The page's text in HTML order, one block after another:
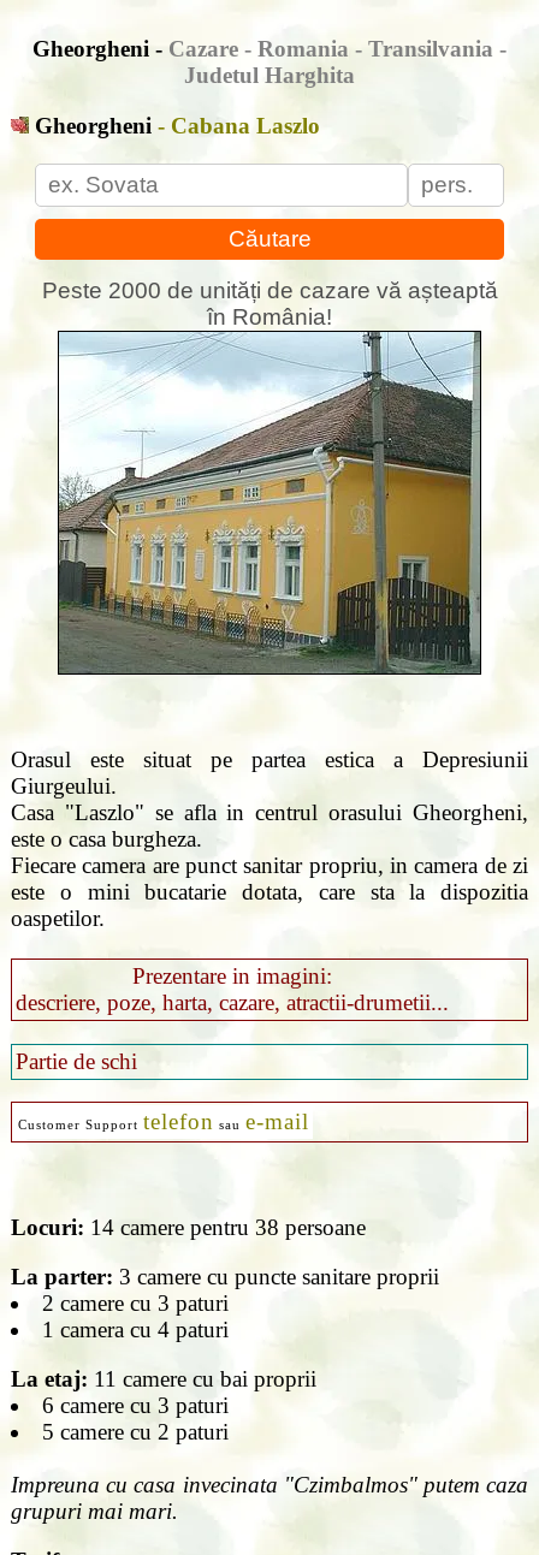
Gheorgheni - Cazare - Romania - Transilvania -
Judetul Harghita
Gheorgheni - Cabana Laszlo
Căutare
Peste 2000 de unități de cazare vă așteaptă
în România!
Orasul este situat pe partea estica a Depresiunii
Giurgeului.
Casa "Laszlo" se afla in centrul orasului Gheorgheni,
este o casa burgheza.
Fiecare camera are punct sanitar propriu, in camera de zi
este o mini bucatarie dotata, care sta la dispozitia
oaspetilor.
Prezentare in imagini:
descriere, poze, harta, cazare, atractii-drumetii...
Partie de schi
Customer Support telefon sau e-mail
Locuri: 14 camere pentru 38 persoane
La parter: 3 camere cu puncte sanitare proprii
2 camere cu 3 paturi
1 camera cu 4 paturi
La etaj: 11 camere cu bai proprii
6 camere cu 3 paturi
5 camere cu 2 paturi
Impreuna cu casa invecinata "Czimbalmos" putem caza
grupuri mai mari.